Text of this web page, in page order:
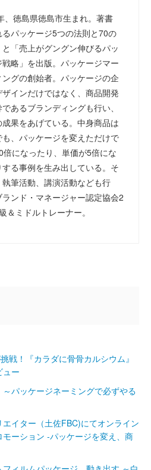
、徳島県徳島市生まれ。著書
るパッケージ5つの法則と70の
「売上がグングン伸びるパッ
略」を出版。パッケージマー
グの創始者。パッケージの企
インだけではなく、商品開発
あるブランディングも行い、
成果をあげている。中身商品は
も、パッケージを変えただけで
倍になったり、単価が5倍にな
する事例を生み出している。そ
筆活動、講演活動なども行
ランド・マネージャー認定協会2
＆ミドルトレーナー。
戦！『カラダに骨骨カルシウム』
ュー
パッケージネーミングで必ずやる
イター（土佐FBC)にてオンライン
ーション ‐パッケージを変え、商